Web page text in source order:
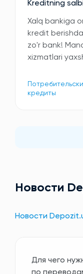
Kreditning
Xalq bankiga
kredit
zo'r bank!
xizmatlari
кредиты
Новости
Новости
Для чего
по